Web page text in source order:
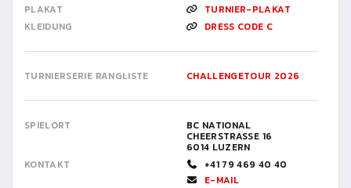
PLAKAT
TURNIER-PLAKAT
KLEIDUNG
DRESS CODE C
TURNIERSERIE RANGLISTE CHALLENGETOUR 2026
SPIELORT BC NATIONAL
CHEERSTRASSE 16
6014 LUZERN
KONTAKT
+41 79 469 40 40
E-MAIL